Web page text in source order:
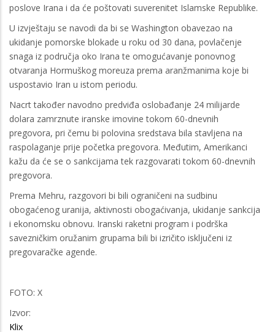
poslove Irana i da će poštovati suverenitet Islamske Republike.
U izvještaju se navodi da bi se Washington obavezao na
ukidanje pomorske blokade u roku od 30 dana, povlačenje
snaga iz područja oko Irana te omogućavanje ponovnog
otvaranja Hormuškog moreuza prema aranžmanima koje bi
uspostavio Iran u istom periodu.
Nacrt također navodno predviđa oslobađanje 24 milijarde
dolara zamrznute iranske imovine tokom 60-dnevnih
pregovora, pri čemu bi polovina sredstava bila stavljena na
raspolaganje prije početka pregovora. Međutim, Amerikanci
kažu da će se o sankcijama tek razgovarati tokom 60-dnevnih
pregovora.
Prema Mehru, razgovori bi bili ograničeni na sudbinu
obogaćenog uranija, aktivnosti obogaćivanja, ukidanje sankcija
i ekonomsku obnovu. Iranski raketni program i podrška
savezničkim oružanim grupama bili bi izričito isključeni iz
pregovaračke agende.
FOTO: X
Izvor:
Klix